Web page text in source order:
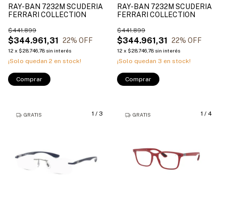
RAY-BAN 7232M SCUDERIA
FERRARI COLLECTION
$344.961,31
$441.899
22% OFF
12 x $28.746,78 sin interés
¡Solo quedan 2 en stock!
Comprar
RAY-BAN 7232M SCUDERIA
FERRARI COLLECTION
$344.961,31
$441.899
22% OFF
12 x $28.746,78 sin interés
¡Solo quedan 3 en stock!
Comprar
1 / 3
GRATIS 1 / 4
GRATIS